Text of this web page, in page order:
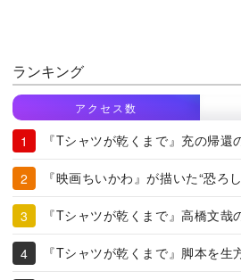
ランキング
アクセス数
『Tシャツが乾くまで』充の帰還
『映画ちいかわ』が描いた“恐ろ
『Tシャツが乾くまで』高橋文哉
『Tシャツが乾くまで』脚本を生